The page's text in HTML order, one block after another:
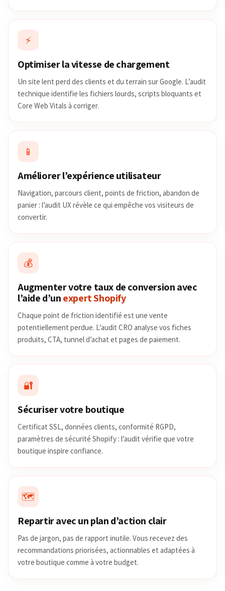
⚡
Optimiser la vitesse de chargement
Un site lent perd des clients et du terrain sur Google. L’audit
technique identifie les fichiers lourds, scripts bloquants et
Core Web Vitals à corriger.
📱
Améliorer l’expérience utilisateur
Navigation, parcours client, points de friction, abandon de
panier : l’audit UX révèle ce qui empêche vos visiteurs de
convertir.
💰
Augmenter votre taux de conversion avec
l’aide d’unexpert Shopify
Chaque point de friction identifié est une vente
potentiellement perdue. L’audit CRO analyse vos fiches
produits, CTA, tunnel d’achat et pages de paiement.
🔐
Sécuriser votre boutique
Certificat SSL, données clients, conformité RGPD,
paramètres de sécurité Shopify : l’audit vérifie que votre
boutique inspire confiance.
🗺️
Repartir avec un plan d’action clair
Pas de jargon, pas de rapport inutile. Vous recevez des
recommandations priorisées, actionnables et adaptées à
votre boutique comme à votre budget.